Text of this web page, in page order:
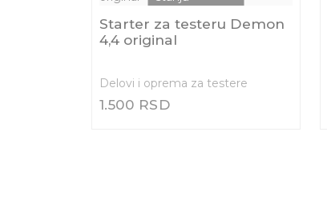
Starter za testeru Demon
4,4 original
Delovi i oprema za testere
1.500 RSD